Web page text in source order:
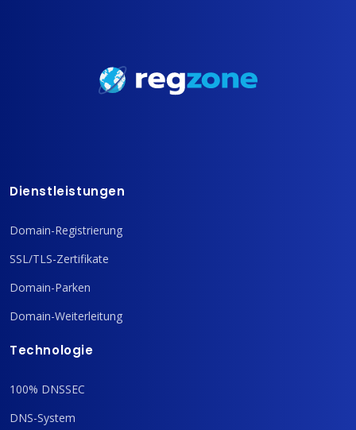
Dienstleistungen
Domain-Registrierung
SSL/TLS-Zertifikate
Domain-Parken
Domain-Weiterleitung
Technologie
100% DNSSEC
DNS-System